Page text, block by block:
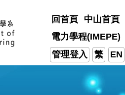
回首頁 中山首頁
電力學程(IMEPE)
管理登入
繁 EN